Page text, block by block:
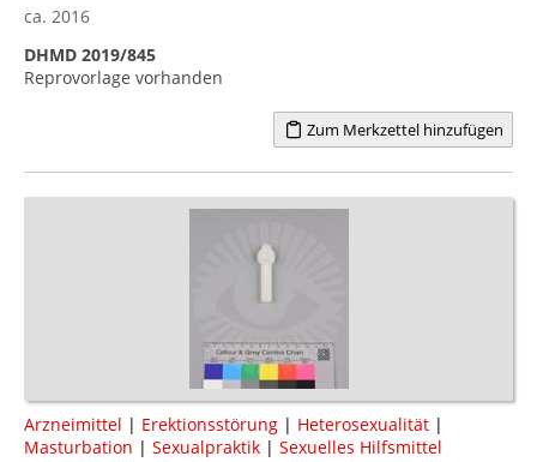
ca. 2016
DHMD 2019/845
Reprovorlage vorhanden
Zum Merkzettel hinzufügen
Arzneimittel | Erektionsstörung | Heterosexualität |
Masturbation | Sexualpraktik | Sexuelles Hilfsmittel